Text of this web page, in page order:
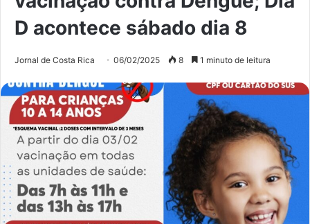
D acontece sábado dia 8
Jornal de Costa Rica 06/02/2025 8 1 minuto de leitura